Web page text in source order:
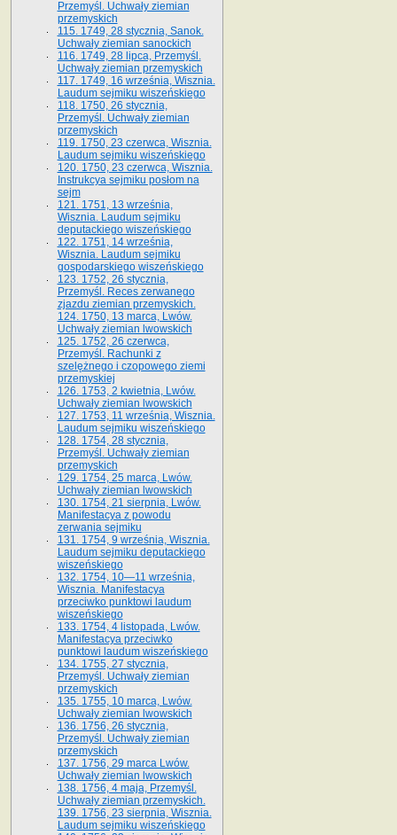
Przemyśl. Uchwały ziemian
przemyskich
115. 1749, 28 stycznia, Sanok.
Uchwały ziemian sanockich
116. 1749, 28 lipca, Przemyśl.
Uchwały ziemian przemyskich
117. 1749, 16 września, Wisznia.
Laudum sejmiku wiszeńskiego
118. 1750, 26 stycznia,
Przemyśl. Uchwały ziemian
przemyskich
119. 1750, 23 czerwca, Wisznia.
Laudum sejmiku wiszeńskiego
120. 1750, 23 czerwca, Wisznia.
Instrukcya sejmiku posłom na
sejm
121. 1751, 13 września,
Wisznia. Laudum sejmiku
deputackiego wiszeńskiego
122. 1751, 14 września,
Wisznia. Laudum sejmiku
gospodarskiego wiszeńskiego
123. 1752, 26 stycznia,
Przemyśl. Reces zerwanego
zjazdu ziemian przemyskich.
124. 1750, 13 marca, Lwów.
Uchwały ziemian lwowskich
125. 1752, 26 czerwca,
Przemyśl. Rachunki z
szelężnego i czopowego ziemi
przemyskiej
126. 1753, 2 kwietnia, Lwów.
Uchwały ziemian lwowskich
127. 1753, 11 września, Wisznia.
Laudum sejmiku wiszeńskiego
128. 1754, 28 stycznia,
Przemyśl. Uchwały ziemian
przemyskich
129. 1754, 25 marca, Lwów.
Uchwały ziemian lwowskich
130. 1754, 21 sierpnia, Lwów.
Manifestacya z powodu
zerwania sejmiku
131. 1754, 9 września, Wisznia.
Laudum sejmiku deputackiego
wiszeńskiego
132. 1754, 10—11 września,
Wisznia. Manifestacya
przeciwko punktowi laudum
wiszeńskiego
133. 1754, 4 listopada, Lwów.
Manifestacya przeciwko
punktowi laudum wiszeńskiego
134. 1755, 27 stycznia,
Przemyśl. Uchwały ziemian
przemyskich
135. 1755, 10 marca, Lwów.
Uchwały ziemian lwowskich
136. 1756, 26 stycznia,
Przemyśl. Uchwały ziemian
przemyskich
137. 1756, 29 marca Lwów.
Uchwały ziemian lwowskich
138. 1756, 4 maja, Przemyśl.
Uchwały ziemian przemyskich.
139. 1756, 23 sierpnia, Wisznia.
Laudum sejmiku wiszeńskiego